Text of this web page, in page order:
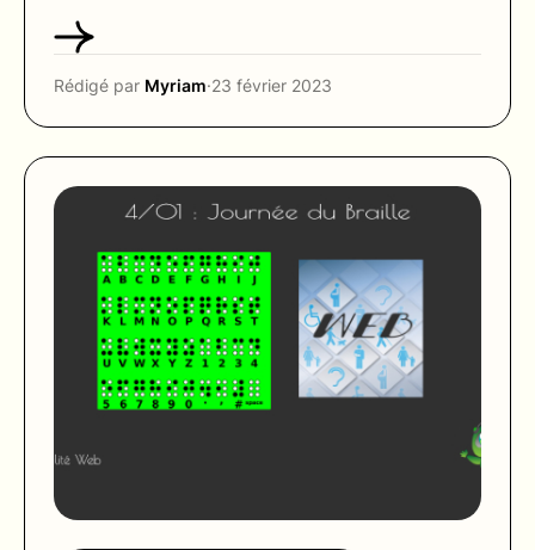
Rédigé par Myriam·23 février 2023